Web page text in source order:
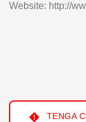
Website: http://
TENGA